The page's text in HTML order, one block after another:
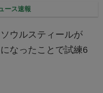
ース速報
ウルスティールが
なったことで試練6